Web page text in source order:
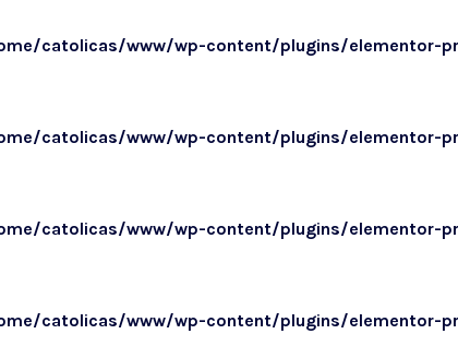
catolicas/www/wp-content/plugins/elementor-
catolicas/www/wp-content/plugins/elementor-
catolicas/www/wp-content/plugins/elementor-
catolicas/www/wp-content/plugins/elementor-